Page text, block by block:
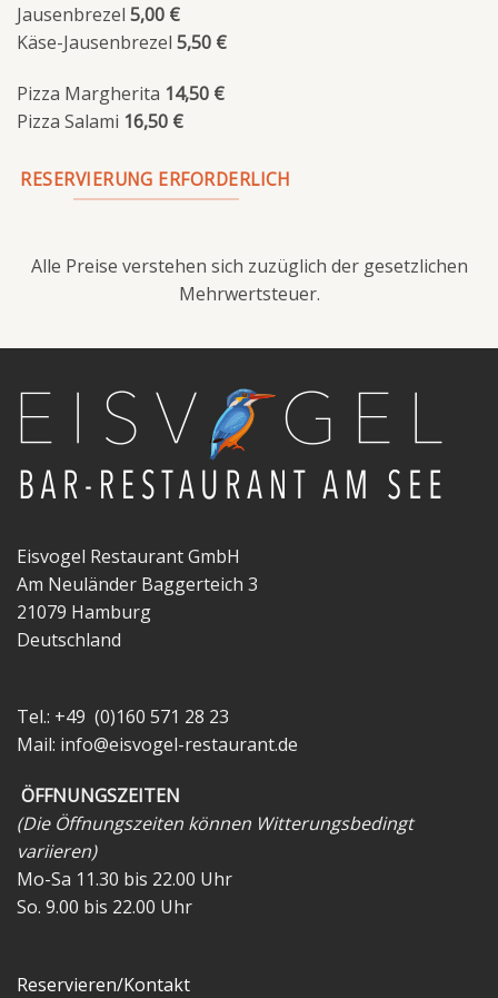
Jausenbrezel 5,00 €
Käse-Jausenbrezel 5,50 €
Pizza Margherita 14,50 €
Pizza Salami 16,50 €
RESERVIERUNG ERFORDERLICH
Alle Preise verstehen sich zuzüglich der gesetzlichen
Mehrwertsteuer.
Eisvogel Restaurant GmbH
Am Neuländer Baggerteich 3
21079 Hamburg
Deutschland
Tel.: +49 (0)160 571 28 23
Mail: info@eisvogel-restaurant.de
ÖFFNUNGSZEITEN
(Die Öffnungszeiten können Witterungsbedingt
variieren)
Mo-Sa 11.30 bis 22.00 Uhr
So. 9.00 bis 22.00 Uhr
Reservieren/Kontakt